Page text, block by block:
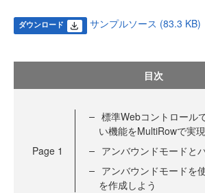
ダウンロード サンプルソース (83.3 KB)
目次
Page 1
標準Webコントロール
い機能をMultiRowで実現
アンバウンドモードと
アンバウンドモードを
を作成しよう